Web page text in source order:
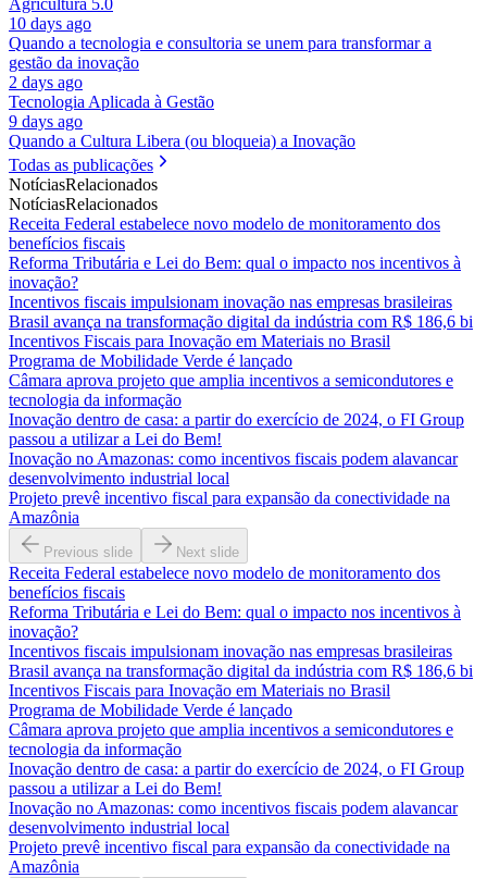
Agricultura 5.0
10 days ago
Quando a tecnologia e consultoria se unem para transformar a
gestão da inovação
2 days ago
Tecnologia Aplicada à Gestão
9 days ago
Quando a Cultura Libera (ou bloqueia) a Inovação
Todas as publicações
NotíciasRelacionados
NotíciasRelacionados
Receita Federal estabelece novo modelo de monitoramento dos
benefícios fiscais
Reforma Tributária e Lei do Bem: qual o impacto nos incentivos à
inovação?
Incentivos fiscais impulsionam inovação nas empresas brasileiras
Brasil avança na transformação digital da indústria com R$ 186,6 bi
Incentivos Fiscais para Inovação em Materiais no Brasil
Programa de Mobilidade Verde é lançado
Câmara aprova projeto que amplia incentivos a semicondutores e
tecnologia da informação
Inovação dentro de casa: a partir do exercício de 2024, o FI Group
passou a utilizar a Lei do Bem!
Inovação no Amazonas: como incentivos fiscais podem alavancar
desenvolvimento industrial local
Projeto prevê incentivo fiscal para expansão da conectividade na
Amazônia
Previous slide Next slide
Receita Federal estabelece novo modelo de monitoramento dos
benefícios fiscais
Reforma Tributária e Lei do Bem: qual o impacto nos incentivos à
inovação?
Incentivos fiscais impulsionam inovação nas empresas brasileiras
Brasil avança na transformação digital da indústria com R$ 186,6 bi
Incentivos Fiscais para Inovação em Materiais no Brasil
Programa de Mobilidade Verde é lançado
Câmara aprova projeto que amplia incentivos a semicondutores e
tecnologia da informação
Inovação dentro de casa: a partir do exercício de 2024, o FI Group
passou a utilizar a Lei do Bem!
Inovação no Amazonas: como incentivos fiscais podem alavancar
desenvolvimento industrial local
Projeto prevê incentivo fiscal para expansão da conectividade na
Amazônia